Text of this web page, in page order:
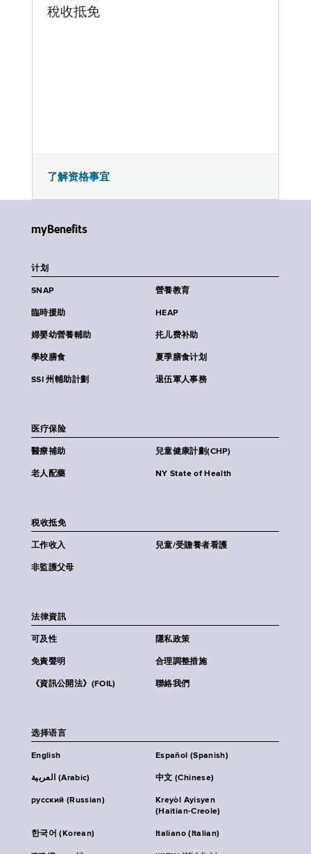
稅收抵免
了解资格事宜
myBenefits
计划
SNAP 營養教育
臨時援助 HEAP
婦嬰幼營養輔助 扥儿费补助
學校膳食 夏季膳食计划
SSI 州輔助計劃 退伍軍人事務
医疗保险
醫療補助 兒童健康計劃(CHP)
老人配藥 NY State of Health
税收抵免
工作收入 兒童/受贍養者看護
非監護父母
法律資訊
可及性 隱私政策
免責聲明 合理調整措施
《資訊公開法》(FOIL) 聯絡我們
选择语言
English Español (Spanish)
العربية (Arabic) 中文 (Chinese)
русский (Russian)
Kreyòl Ayisyen
(Haitian-Creole)
한국어 (Korean) Italiano (Italian)